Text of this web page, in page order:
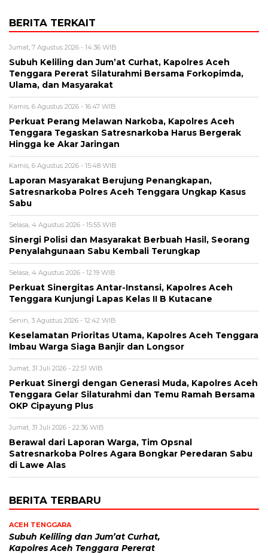
BERITA TERKAIT
Jumat, 7 Agustus 2026 - 14:36 WIB
Subuh Keliling dan Jum’at Curhat, Kapolres Aceh
Tenggara Pererat Silaturahmi Bersama Forkopimda,
Ulama, dan Masyarakat
Kamis, 6 Agustus 2026 - 16:47 WIB
Perkuat Perang Melawan Narkoba, Kapolres Aceh
Tenggara Tegaskan Satresnarkoba Harus Bergerak
Hingga ke Akar Jaringan
Kamis, 6 Agustus 2026 - 15:48 WIB
Laporan Masyarakat Berujung Penangkapan,
Satresnarkoba Polres Aceh Tenggara Ungkap Kasus
Sabu
Selasa, 4 Agustus 2026 - 15:55 WIB
Sinergi Polisi dan Masyarakat Berbuah Hasil, Seorang
Penyalahgunaan Sabu Kembali Terungkap
Selasa, 4 Agustus 2026 - 12:19 WIB
Perkuat Sinergitas Antar-Instansi, Kapolres Aceh
Tenggara Kunjungi Lapas Kelas II B Kutacane
Senin, 3 Agustus 2026 - 12:42 WIB
Keselamatan Prioritas Utama, Kapolres Aceh Tenggara
Imbau Warga Siaga Banjir dan Longsor
Jumat, 31 Juli 2026 - 22:51 WIB
Perkuat Sinergi dengan Generasi Muda, Kapolres Aceh
Tenggara Gelar Silaturahmi dan Temu Ramah Bersama
OKP Cipayung Plus
Jumat, 31 Juli 2026 - 22:36 WIB
Berawal dari Laporan Warga, Tim Opsnal
Satresnarkoba Polres Agara Bongkar Peredaran Sabu
di Lawe Alas
BERITA TERBARU
ACEH TENGGARA
Subuh Keliling dan Jum’at Curhat,
Kapolres Aceh Tenggara Pererat